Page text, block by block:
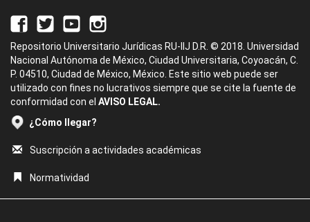
Repositorio Universitario Jurídicas RU-IIJ D.R. © 2018. Universidad
Nacional Autónoma de México, Ciudad Universitaria, Coyoacán, C.
P. 04510, Ciudad de México, México. Este sitio web puede ser
utilizado con fines no lucrativos siempre que se cite la fuente de
conformidad con el AVISO LEGAL.
¿Cómo llegar?
Suscripción a actividades académicas
Normatividad